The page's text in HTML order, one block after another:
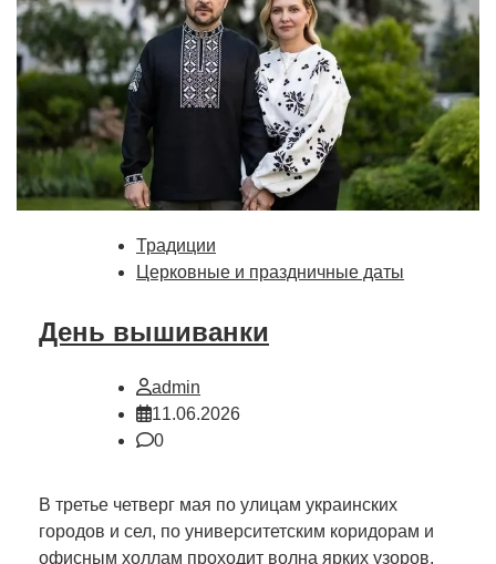
Традиции
Церковные и праздничные даты
День вышиванки
admin
11.06.2026
0
В третье четверг мая по улицам украинских
городов и сел, по университетским коридорам и
офисным холлам проходит волна ярких узоров.